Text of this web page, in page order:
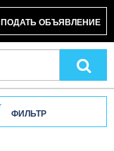
ПОДАТЬ ОБЪЯВЛЕНИЕ
ФИЛЬТР